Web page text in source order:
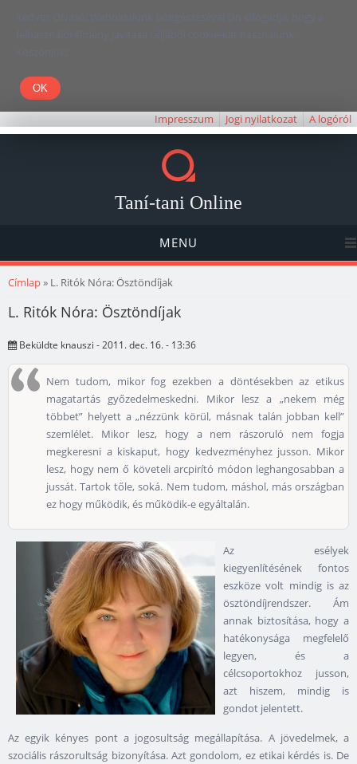
Kedves Olvasó! Weboldalunk böngészésével Ön elfogadja, hogy a
felhasználói élmény javítása céljából cookie-kat használunk.
Köszönjük!
Impresszum Jogi nyilatkozat A logóról
Taní-tani Online
MENU
Jelenlegi hely
Címlap» L. Ritók Nóra: Ösztöndíjak
L. Ritók Nóra: Ösztöndíjak
Beküldte knauszi - 2011. dec. 16. - 13:36
Nem tudom, mikor fog ezekben a döntésekben az etikus
magatartás győzedelmeskedni. Mikor lesz a „nekem még
többet” helyett a „nézzünk körül, másnak talán jobban kell”
szemlélet. Mikor lesz, hogy a nem rászoruló nem fogja
megkeresni a kiskaput, hogy kedvezményhez jusson. Mikor
lesz, hogy nem ő követeli arcpirító módon leghangosabban a
jussát. Tartok tőle, soká. Nem tudom, máshol, más országban
ez hogy működik, és működik-e egyáltalán.
Az esélyek
kiegyenlítésének fontos
eszköze volt mindig is az
ösztöndíjrendszer. Ám
annak biztosítása, hogy a
hatékonysága megfelelő
legyen, és a
célcsoportokhoz jusson,
azt hiszem, mindig is
gondot jelentett.
Az egyik kényes pont a jogosultság megállapítása. A jövedelmek, a
szociális rászorultság bizonyítása. Azt gondolom, ez etikai kérdés is. De